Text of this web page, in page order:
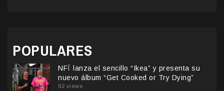
POPULARES
NFÏ lanza el sencillo “Ikea” y presenta su
nuevo álbum “Get Cooked or Try Dying”
92 views